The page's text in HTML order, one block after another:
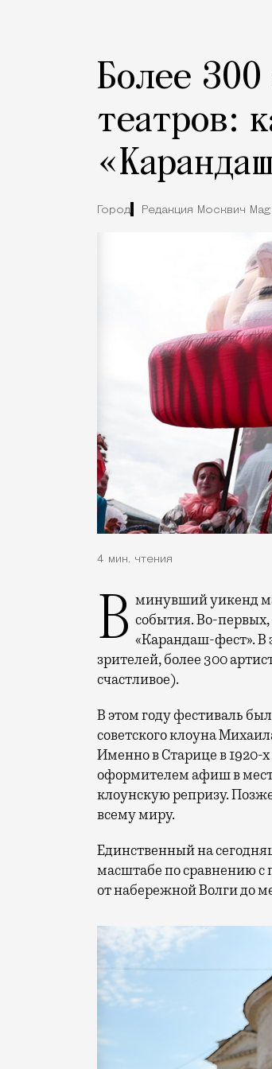
Более
театров:
Город Редакция Москвич Mag
4 мин. чтения
В минувший уикенд маленькая Старица в Тверской области отметила сразу два события. Во-
«Карандаш-фест». В
зрителей, более 300
счастливое).
В этом году фестиваль
советского клоуна
Именно в Старице в 1920-х
оформителем афиш в
клоунскую репризу.
всему миру.
Единственный на
масштабе по сравнению с
от набережной Волги до